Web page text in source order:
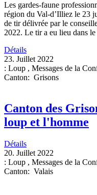
Les gardes-faune
région du Val-d’Illiez le 23
de tir délivrée par le
2022. Le tir a eu lieu dans
Détails
23. Juillet 2022
: Loup , Messages de la
Canton: Grisons
Canton des
loup et l'homme
Détails
20. Juillet 2022
: Loup , Messages de la
Canton: Valais